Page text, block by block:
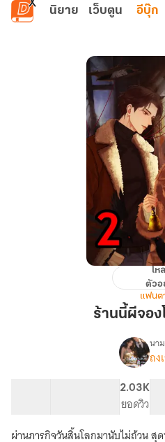
ข้ามไปยังเนื้อหาหลัก
นิยาย เว็บตูน อีบุ๊ก
โห
ตัวอ
แฟนต
ร้านนี้ผีจอง
เ
ผี
นา
ถง
2.03K
ยอดวิว
ผ่านภารกิจวันสิ้นโลกมานับไม่ถ้วน สุ